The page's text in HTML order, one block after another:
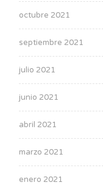
octubre 2021
septiembre 2021
julio 2021
junio 2021
abril 2021
marzo 2021
enero 2021